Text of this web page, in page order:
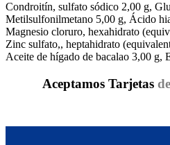
Condroitín, sulfato sódico 2,00 g,
Metilsulfonilmetano 5,00 g, Ácido
Magnesio cloruro, hexahidrato
Zinc sulfato,, heptahidrato
Aceite de hígado de bacalao 3,00 g,
Aceptamos Tarjetas